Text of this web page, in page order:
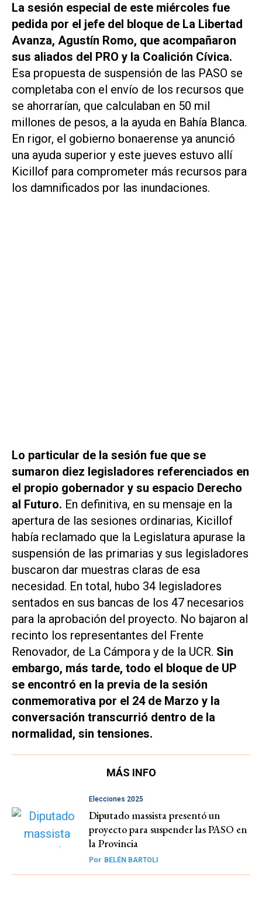
La sesión especial de este miércoles fue
pedida por el jefe del bloque de La Libertad
Avanza, Agustín Romo, que acompañaron
sus aliados del PRO y la Coalición Cívica.
Esa propuesta de suspensión de las PASO se
completaba con el envío de los recursos que
se ahorrarían, que calculaban en 50 mil
millones de pesos, a la ayuda en Bahía Blanca.
En rigor, el gobierno bonaerense ya anunció
una ayuda superior y este jueves estuvo allí
Kicillof para comprometer más recursos para
los damnificados por las inundaciones.
Lo particular de la sesión fue que se
sumaron diez legisladores referenciados en
el propio gobernador y su espacio Derecho
al Futuro. En definitiva, en su mensaje en la
apertura de las sesiones ordinarias, Kicillof
había reclamado que la Legislatura apurase la
suspensión de las primarias y sus legisladores
buscaron dar muestras claras de esa
necesidad. En total, hubo 34 legisladores
sentados en sus bancas de los 47 necesarios
para la aprobación del proyecto. No bajaron al
recinto los representantes del Frente
Renovador, de La Cámpora y de la UCR. Sin
embargo, más tarde, todo el bloque de UP
se encontró en la previa de la sesión
conmemorativa por el 24 de Marzo y la
conversación transcurrió dentro de la
normalidad, sin tensiones.
MÁS INFO
Elecciones 2025
Diputado massista presentó un
proyecto para suspender las PASO en
la Provincia
Por BELÉN BARTOLI